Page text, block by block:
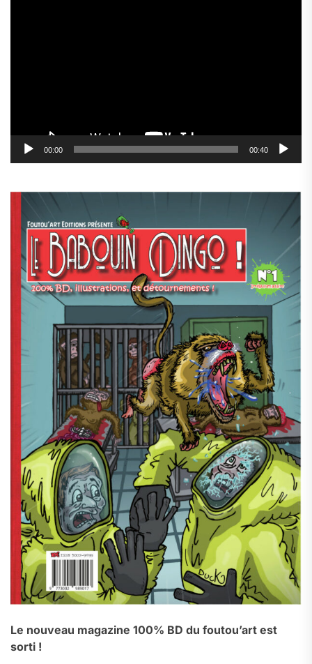
00:00 00:40
Le nouveau magazine 100% BD du foutou’art est
sorti !